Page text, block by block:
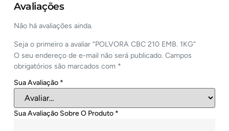
Avaliações
Não há avaliações ainda.
Seja o primeiro a avaliar “POLVORA CBC 210 EMB. 1KG”
O seu endereço de e-mail não será publicado. Campos
obrigatórios são marcados com *
Sua Avaliação *
Sua Avaliação Sobre O Produto *